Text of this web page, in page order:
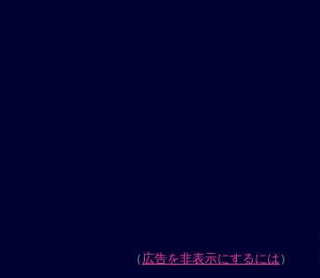
（広告を非表示にするには）